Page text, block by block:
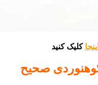
اینجا کلیک کنید
صحیح